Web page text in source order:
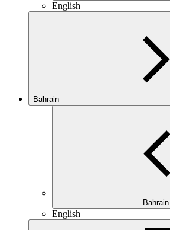
English
Bahrain
Bahrain
English